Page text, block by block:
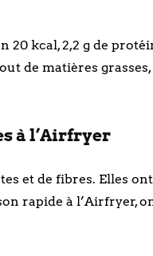
kcal, 2,2 g de
de matières
à l’Airfryer
et de fibres. Elles
rapide à l’Airfryer,